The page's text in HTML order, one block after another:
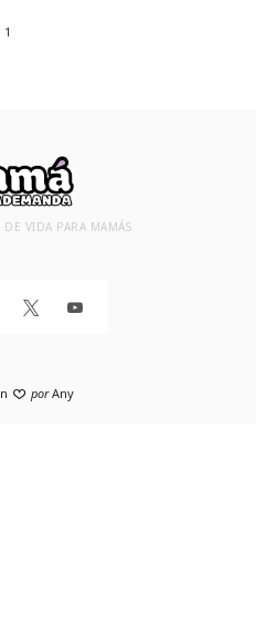
1
VIDA PARA MAMÁS
porAny